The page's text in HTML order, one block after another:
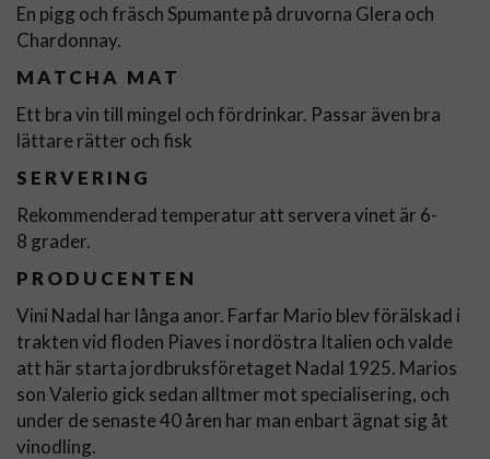
En pigg och fräsch Spumante på druvorna Glera och
Chardonnay.
MATCHA MAT
Ett bra vin till mingel och fördrinkar. Passar även bra
lättare rätter och fisk
SERVERING
Rekommenderad temperatur att servera vinet är 6-
8 grader.
PRODUCENTEN
Vini Nadal har långa anor. Farfar Mario blev förälskad i
trakten vid floden Piaves i nordöstra Italien och valde
att här starta jordbruksföretaget Nadal 1925. Marios
son Valerio gick sedan alltmer mot specialisering, och
under de senaste 40 åren har man enbart ägnat sig åt
vinodling.